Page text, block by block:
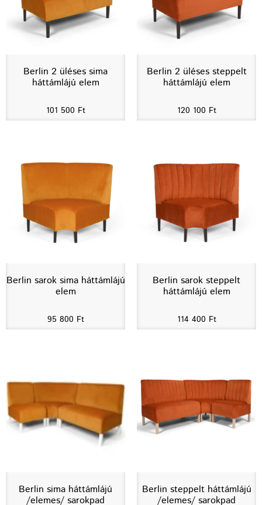
Berlin 2 üléses sima
háttámlájú elem
101 500 Ft
Berlin 2 üléses steppelt
háttámlájú elem
120 100 Ft
Berlin sarok sima háttámlájú
elem
95 800 Ft
Berlin sarok steppelt
háttámlájú elem
114 400 Ft
Berlin sima háttámlájú
/elemes/ sarokpad
Berlin steppelt háttámlájú
/elemes/ sarokpad